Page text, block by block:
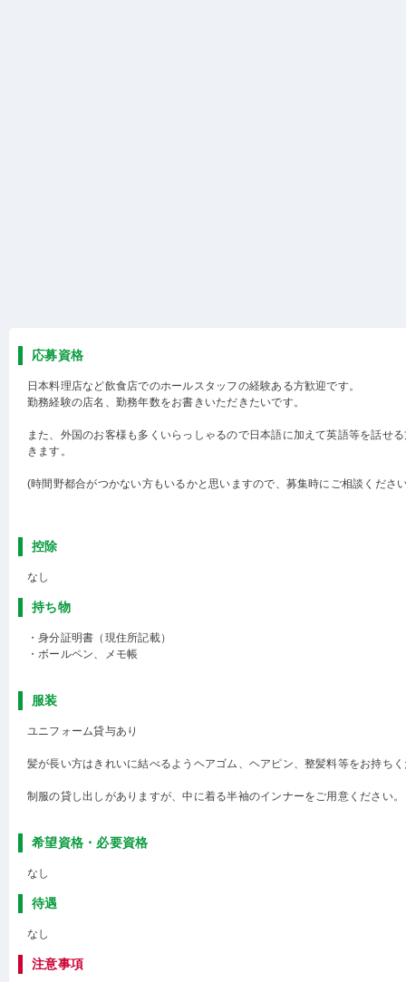
応募資格
日本料理店など飲食店でのホールスタッフの経験ある方歓迎です。
勤務経験の店名、勤務年数をお書きいただきたいです。
また、外国のお客様も多くいらっしゃるので日本語に加えて英語等を話せ
きます。
(時間野都合がつかない方もいるかと思いますので、募集時にご相談くださ
控除
なし
持ち物
・身分証明書（現住所記載）
・ボールペン、メモ帳
服装
ユニフォーム貸与あり
髪が長い方はきれいに結べるようヘアゴム、ヘアピン、整髪料等をお持ち
制服の貸し出しがありますが、中に着る半袖のインナーをご用意ください。
希望資格・必要資格
なし
待遇
なし
注意事項